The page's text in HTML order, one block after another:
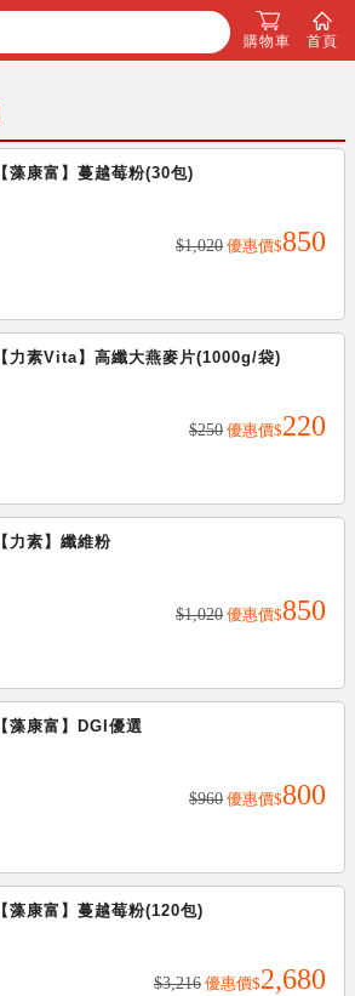
首頁
購物車
【藻康富】蔓越莓粉(30包)
$1,020 優惠價$850
【力素Vita】高纖大燕麥片(1000g/袋)
$250 優惠價$220
【力素】纖維粉
$1,020 優惠價$850
【藻康富】DGI優選
$960 優惠價$800
【藻康富】蔓越莓粉(120包)
$3,216 優惠價$2,680